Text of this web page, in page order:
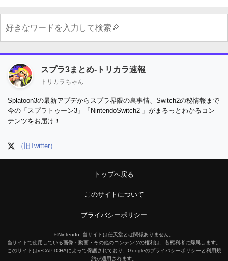
スプラ3まとめ-トリカラ速報
トリカラちゃん
Splatoon3の最新アプデからスプラ界隈の裏事情、Switch2の秘情報まで
今の「スプラトゥーン3」「NintendoSwitch2 」がまるっとわかるコン
テンツをお届け！
（旧Twitter）
トップへ戻る
このサイトについて
プライバシーポリシー
©Nintendo. 当サイトは任天堂とは関係ありません。
当サイトで使用している画像・動画・その他のコンテンツの権利は、各権利者に帰属します。
このサイトはreCAPTCHAによって保護されており、Googleのプライバシーポリシーと利用規
約が適用されます。